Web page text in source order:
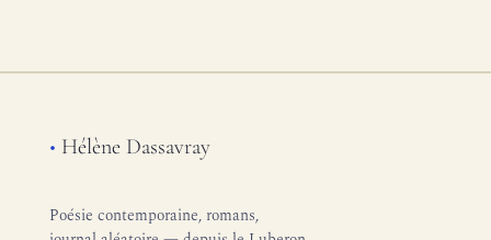
• Hélène Dassavray
Poésie contemporaine, romans,